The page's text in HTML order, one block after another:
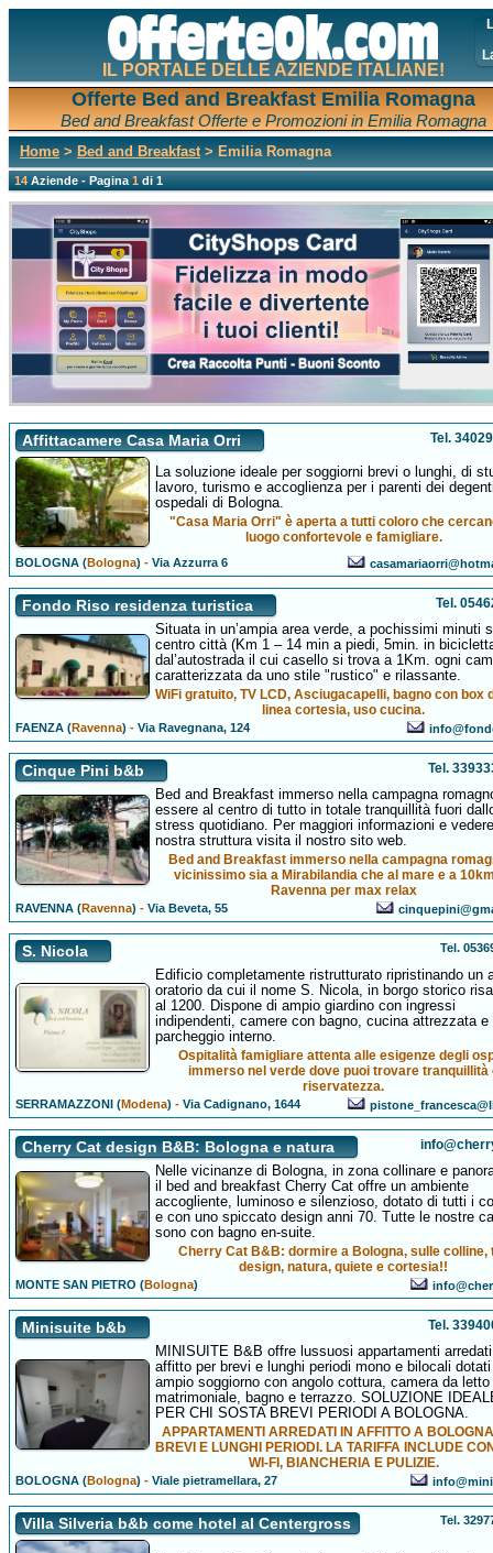
IL PORTALE DELLE AZIENDE ITALIANE!
Offerte Bed and Breakfast Emilia Romagna
Bed and Breakfast Offerte e Promozioni in Emilia Romagna
Home > Bed and Breakfast> Emilia Romagna
14Aziende - Pagina1di 1
Affittacamere Casa Maria Orri Tel.
La soluzione ideale per soggiorni brevi o lunghi, di
lavoro, turismo e accoglienza per i parenti dei
ospedali di Bologna.
"Casa Maria Orri" è aperta a tutti coloro che
luogo confortevole e famigliare.
BOLOGNA (Bologna) -Via Azzurra 6
Fondo Riso residenza turistica Tel.
Situata in un’ampia area verde, a pochissimi minuti
centro città (Km 1 – 14 min a piedi, 5min. in
dal’autostrada il cui casello si trova a 1Km. ogni
caratterizzata da uno stile "rustico" e rilassante.
WiFi gratuito, TV LCD, Asciugacapelli, bagno con box
linea cortesia, uso cucina.
FAENZA (Ravenna) -Via Ravegnana, 124
Cinque Pini b&b Tel.
Bed and Breakfast immerso nella campagna
essere al centro di tutto in totale tranquillità fuori
stress quotidiano. Per maggiori informazioni e
nostra struttura visita il nostro sito web.
Bed and Breakfast immerso nella campagna
vicinissimo sia a Mirabilandia che al mare e a
Ravenna per max relax
RAVENNA (Ravenna) -Via Beveta, 55
S. Nicola Tel.
Edificio completamente ristrutturato ripristinando un
oratorio da cui il nome S. Nicola, in borgo storico
al 1200. Dispone di ampio giardino con ingressi
indipendenti, camere con bagno, cucina attrezzata e
parcheggio interno.
Ospitalità famigliare attenta alle esigenze degli
immerso nel verde dove puoi trovare tranquillità
riservatezza.
SERRAMAZZONI (Modena) -Via Cadignano, 1644
Cherry Cat design B&B: Bologna e natura
Nelle vicinanze di Bologna, in zona collinare e
il bed and breakfast Cherry Cat offre un ambiente
accogliente, luminoso e silenzioso, dotato di tutti i
e con uno spiccato design anni 70. Tutte le nostre
sono con bagno en-suite.
Cherry Cat B&B: dormire a Bologna, sulle colline,
design, natura, quiete e cortesia!!
MONTE SAN PIETRO (Bologna)
Minisuite b&b Tel.
MINISUITE B&B offre lussuosi appartamenti
affitto per brevi e lunghi periodi mono e bilocali
ampio soggiorno con angolo cottura, camera da letto
matrimoniale, bagno e terrazzo. SOLUZIONE
PER CHI SOSTA BREVI PERIODI A BOLOGNA.
APPARTAMENTI ARREDATI IN AFFITTO A
BREVI E LUNGHI PERIODI. LA TARIFFA INCLUDE
WI-FI, BIANCHERIA E PULIZIE.
BOLOGNA (Bologna) -Viale pietramellara, 27
Villa Silveria b&b come hotel al Centergross Tel.